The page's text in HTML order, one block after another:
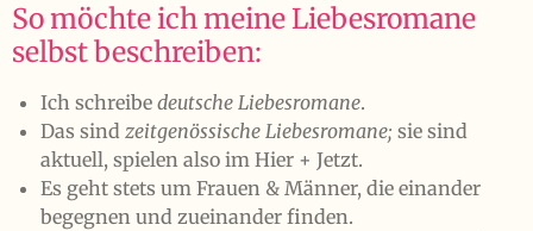
So möchte ich meine Liebesromane
selbst beschreiben:
Ich schreibe deutsche Liebesromane.
Das sind zeitgenössische Liebesromane; sie sind
aktuell, spielen also im Hier + Jetzt.
Es geht stets um Frauen & Männer, die einander
begegnen und zueinander finden.